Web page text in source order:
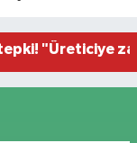
görüntüler!